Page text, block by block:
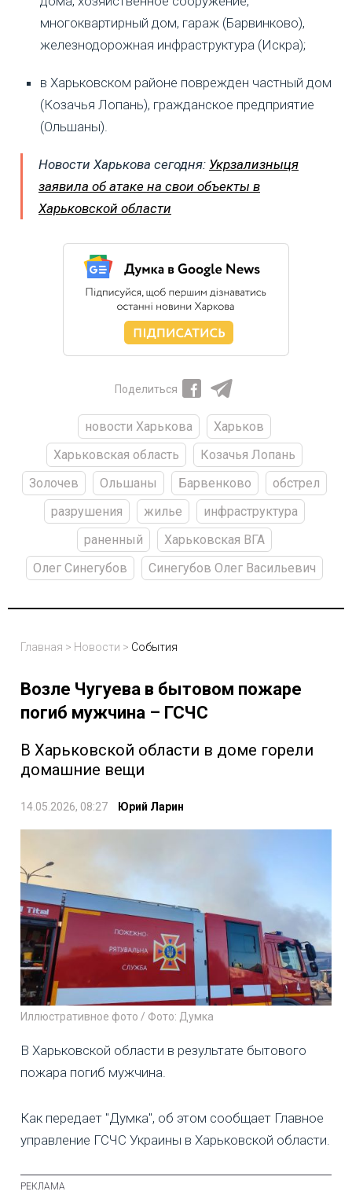
многоквартирный дом, гараж (Барвинково),
железнодорожная инфраструктура (Искра);
в Харьковском районе поврежден частный дом
(Козачья Лопань), гражданское предприятие
(Ольшаны).
Новости Харькова сегодня: Укрзализныця
заявила об атаке на свои объекты в
Харьковской области
Поделиться
новости Харькова
Харьков
Харьковская область
Козачья Лопань
Золочев
Ольшаны Барвенково
обстрел
разрушения
жилье
инфраструктура
раненный
Харьковская ВГА
Олег Синегубов
Синегубов Олег Васильевич
Главная > Новости > События
Возле Чугуева в бытовом пожаре
погиб мужчина – ГСЧС
В Харьковской области в доме горели
домашние вещи
14.05.2026, 08:27 Юрий Ларин
Иллюстративное фото / Фото: Думка
В Харьковской области в результате бытового
пожара погиб мужчина.
Как передает "Думка", об этом сообщает Главное
управление ГСЧС Украины в Харьковской области.